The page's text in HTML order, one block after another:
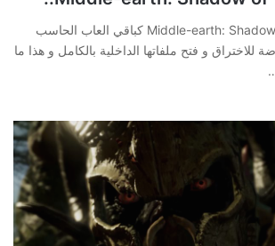
لعبة Middle-earth: Shadow of War كباقي العاب الحاسب
و فتح ملفاتها الداخلية بالكامل و هذا ما